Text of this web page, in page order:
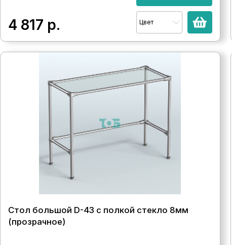
4 817 р. Цвет
Стол большой D-43 с полкой стекло 8мм
(прозрачное)